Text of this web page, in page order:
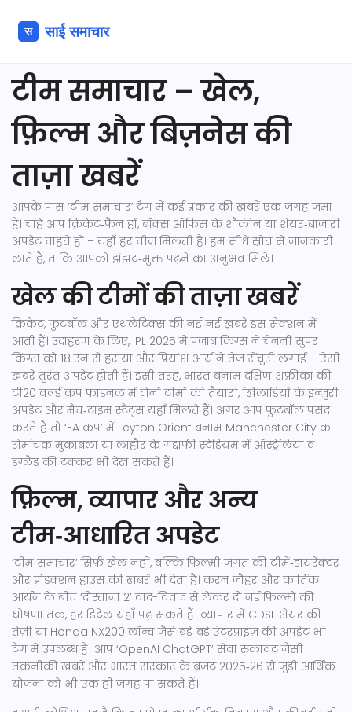
टीम समाचार – खेल,
फ़िल्म और बिज़नेस की
ताज़ा खबरें
आपके पास ‘टीम समाचार’ टैग में कई प्रकार की खबरें एक जगह जमा
हैं। चाहे आप क्रिकेट‑फैन हों, बॉक्स ऑफिस के शौकीन या शेयर‑बाजारी
अपडेट चाहते हों – यहाँ हर चीज़ मिलती है। हम सीधे स्रोत से जानकारी
लाते हैं, ताकि आपको झंझट‑मुक्त पढ़ने का अनुभव मिले।
खेल की टीमों की ताज़ा खबरें
क्रिकेट, फुटबॉल और एथलेटिक्स की नई‑नई ख़बरें इस सेक्शन में
आती हैं। उदाहरण के लिए, IPL 2025 में पंजाब किंग्स ने चेननी सुपर
किंग्स को 18 रन से हराया और प्रियांश आर्य ने तेज़ सेंचुरी लगाई – ऐसी
खबरें तुरंत अपडेट होती हैं। इसी तरह, भारत बनाम दक्षिण अफ्रीका की
टी20 वर्ल्ड कप फाइनल में दोनों टीमों की तैयारी, खिलाड़ियों के इन्ज़ुरी
अपडेट और मैच‑टाइम स्टैट्स यहाँ मिलते हैं। अगर आप फुटबॉल पसंद
करते हैं तो ‘FA कप’ में Leyton Orient बनाम Manchester City का
रोमांचक मुकाबला या लाहौर के गद्दाफी स्टेडियम में ऑस्ट्रेलिया व
इंग्लैंड की टक्कर भी देख सकते हैं।
फ़िल्म, व्यापार और अन्य
टीम‑आधारित अपडेट
‘टीम समाचार’ सिर्फ़ खेल नहीं, बल्कि फ़िल्मी जगत की टीमें‑डायरेक्टर
और प्रोडक्शन हाउस की खबरें भी देता है। करन जौहर और कार्तिक
आर्यन के बीच ‘दोस्‍ताना 2’ वाद-विवाद से लेकर दो नई फिल्मों की
घोषणा तक, हर डिटेल यहाँ पढ़ सकते हैं। व्यापार में CDSL शेयर की
तेज़ी या Honda NX200 लॉन्च जैसे बड़े‑बड़े एंटरप्राइज़ की अपडेट भी
टैग में उपलब्ध है। आप ‘OpenAI ChatGPT’ सेवा रुकावट जैसी
तकनीकी खबरें और भारत सरकार के बजट 2025‑26 से जुड़ी आर्थिक
योजना को भी एक ही जगह पा सकते हैं।